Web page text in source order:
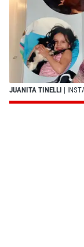
JUANITA TINELLI |